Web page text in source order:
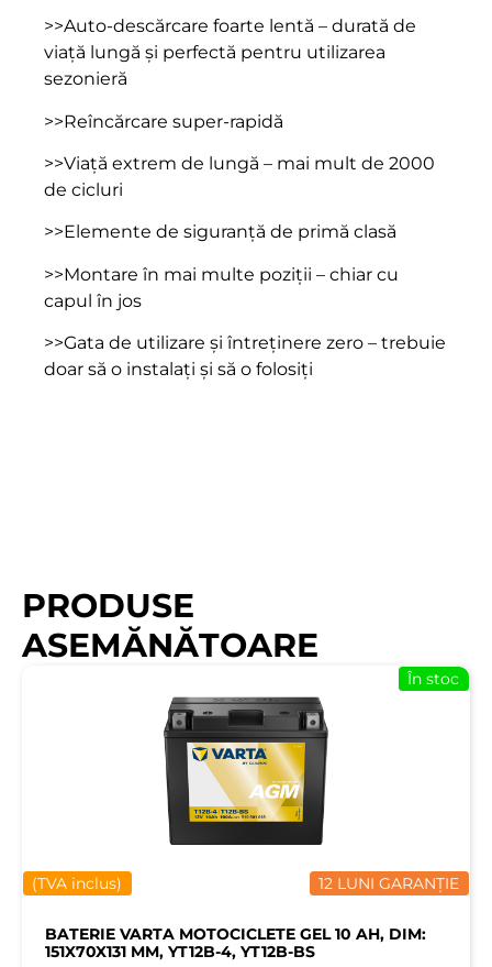
>>Auto-descărcare foarte lentă – durată de
viață lungă și perfectă pentru utilizarea
sezonieră
>>Reîncărcare super-rapidă
>>Viață extrem de lungă – mai mult de 2000
de cicluri
>>Elemente de siguranță de primă clasă
>>Montare în mai multe poziții – chiar cu
capul în jos
>>Gata de utilizare și întreținere zero – trebuie
doar să o instalați și să o folosiți
PRODUSE
ASEMĂNĂTOARE
12 LUNI GARANȚIE
(TVA inclus)
În stoc
BATERIE VARTA MOTOCICLETE GEL 10 AH, DIM:
151X70X131 MM, YT12B-4, YT12B-BS